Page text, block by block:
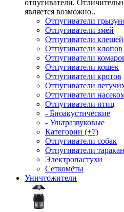
отпугиватели.
является возможно..
Отпугиватели
Отпугиватели змей
Отпугиватели клещей
Отпугиватели клопов
Отпугиватели
Отпугиватели кошек
Отпугиватели кротов
Отпугиватели
Отпугиватели
Отпугиватели птиц
- Биоакустические
- Ультразвуковые
Категории (+7)
Отпугиватели собак
Отпугиватели
Электропастухи
Сеткомёты
Уничтожители